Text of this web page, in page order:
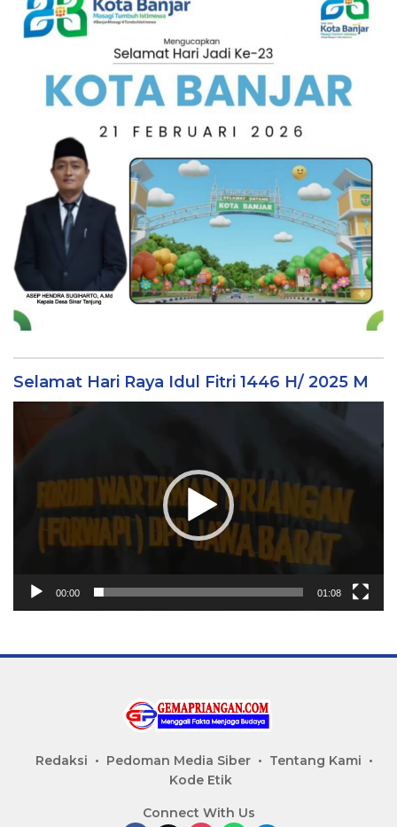
Selamat Hari Raya Idul Fitri 1446 H/ 2025 M
00:00 01:08
Redaksi Pedoman Media Siber
Tentang Kami
Kode Etik
Connect With Us